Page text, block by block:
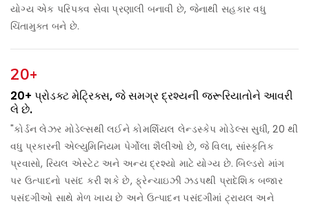
યોગ્ય એક પરિપક્વ સેવા પ્રણાલી બનાવી છે, જેનાથી સહકાર વધુ
ચિંતામુક્ત બને છે.
20+
20+ પ્રોડક્ટ મેટ્રિક્સ, જે સમગ્ર દ્રશ્યની જરૂરિયાતોને આવરી
લે છે.
"કોર્ડન લેઝર મોડેલ્સથી લઈને કોમર્શિયલ લેન્ડસ્કેપ મોડેલ્સ સુધી, 20 થી
વધુ પ્રકારની એલ્યુમિનિયમ પેર્ગોલા શૈલીઓ છે, જે વિલા, સાંસ્કૃતિક
પ્રવાસો, રિયલ એસ્ટેટ અને અન્ય દ્રશ્યો માટે યોગ્ય છે. બિલ્ડરો માંગ
પર ઉત્પાદનો પસંદ કરી શકે છે, ફ્રેન્ચાઇઝી ઝડપથી પ્રાદેશિક બજાર
પસંદગીઓ સાથે મેળ ખાય છે અને ઉત્પાદન પસંદગીમાં ટ્રાયલ અને